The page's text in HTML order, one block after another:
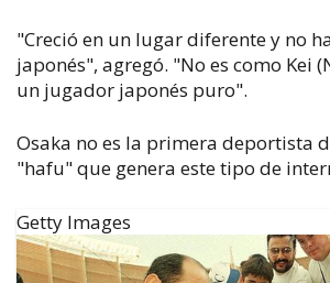
"Creció en un lugar diferente y no
japonés", agregó. "No es como Kei
un jugador japonés puro".
Osaka no es la primera deportista
"hafu" que genera este tipo de
Getty Images